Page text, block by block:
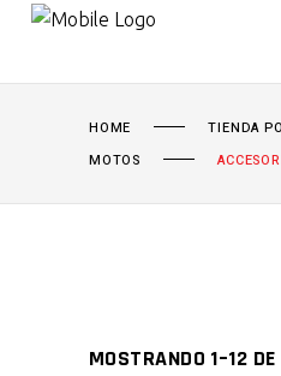
HOME
TIENDA
MOTOS
MOSTRANDO 1–12